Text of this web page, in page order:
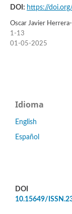
DOI: https://
Oscar Javier
1-13
01-05-2025
Idioma
English
Español
DOI
10.15649/